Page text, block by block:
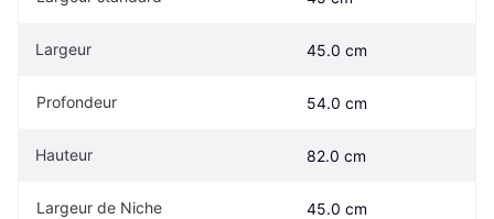
Largeur 45.0 cm
Profondeur 54.0 cm
Hauteur 82.0 cm
Largeur de Niche 45.0 cm